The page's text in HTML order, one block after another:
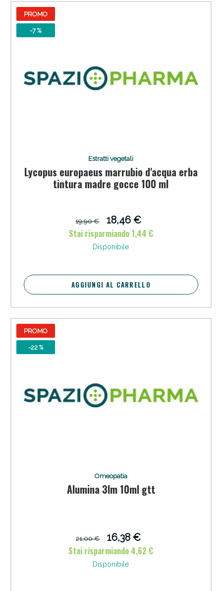
PROMO
-7 %
Estratti vegetali
Lycopus europaeus marrubio d'acqua erba
tintura madre gocce 100 ml
19,90 €
18,46 €
Stai risparmiando 1,44 €
Disponibile
AGGIUNGI AL CARRELLO
PROMO
-22 %
Omeopatia
Alumina 3lm 10ml gtt
21,00 €
16,38 €
Stai risparmiando 4,62 €
Disponibile